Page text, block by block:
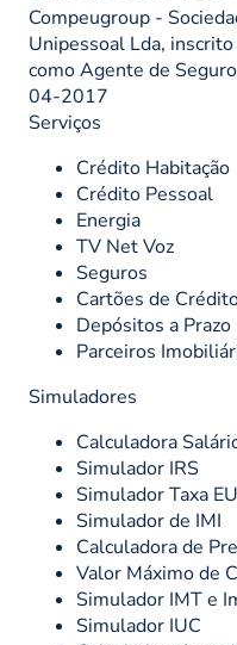
Compeugroup -
Unipessoal Lda,
como Agente de
04-2017
Serviços
Crédito Habitação
Crédito Pessoal
Energia
TV Net Voz
Seguros
Cartões de
Depósitos a Prazo
Parceiros
Simuladores
Calculadora
Simulador IRS
Simulador Taxa
Simulador de IMI
Calculadora de
Valor Máximo de
Simulador IMT e
Simulador IUC